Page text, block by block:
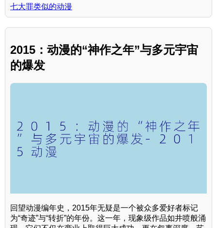
七大罪类似的动漫
2015：动漫的“神作之年”与多元宇宙
的爆发
回望动漫编年史，2015年无疑是一个被众多爱好者标记
为“奇迹”与“转折”的年份。这一年，现象级作品如井喷般涌